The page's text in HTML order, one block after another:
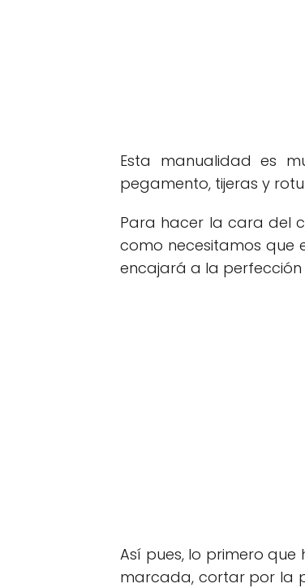
Esta manualidad es
pegamento, tijeras y
Para hacer la cara del
como necesitamos que
encajará a la
Así pues, lo primero
marcada, cortar por la